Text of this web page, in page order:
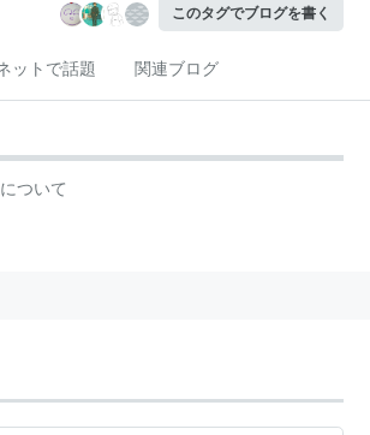
このタグでブログを書く
ットで話題 関連ブログ
ついて